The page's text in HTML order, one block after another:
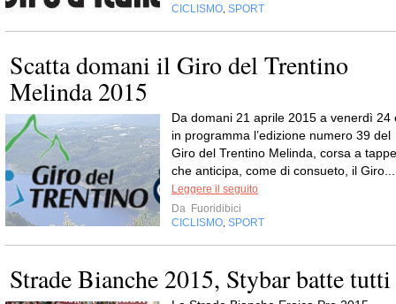
CICLISMO SPORT
Scatta domani il Giro del Trentino
Melinda 2015
Da domani 21 aprile 2015 a venerdì 24
in programma l’edizione numero 39 del
Giro del Trentino Melinda, corsa a tappe
che anticipa, come di consueto, il Giro...
Leggere il seguito
Da Fuoridibici
CICLISMO SPORT
Strade Bianche 2015, Stybar batte tutti